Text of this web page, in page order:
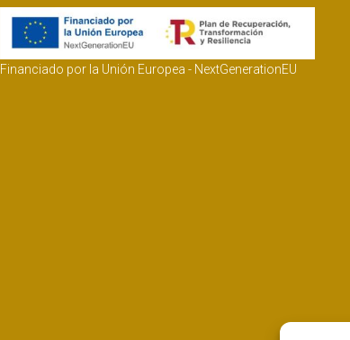
Financiado por la Unión Europea - NextGenerationEU